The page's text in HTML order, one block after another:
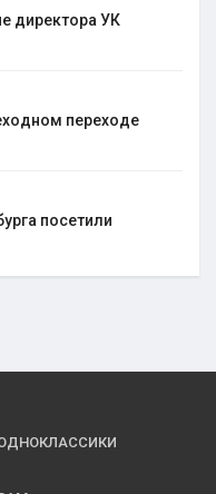
директора УК
переходе
посетили